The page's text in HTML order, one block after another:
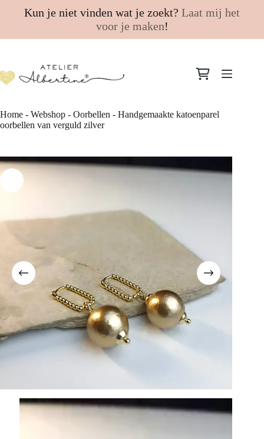
Kun je niet vinden wat je zoekt? Laat mij het
voor je maken!
de
Winkelwagen
Home - Webshop - Oorbellen - Handgemaakte katoenparel
oorbellen van verguld zilver